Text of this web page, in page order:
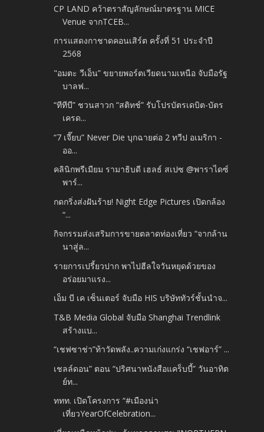
CP LAND คว้าตราสัญลักษณ์มาตรฐาน MICE
Venue จากTCEB...
การแสดงกาชาดคอนเสิร์ต ครั้งที่ 51 ประจำปี
2568
"อมตะ วีเอ็น” ขยายพอร์ตเวียดนามเหนือ จับมือรัฐ
บาลฟ...
“ทีทีบี” ชวนสาวก “สติทช์” รับโปรบัตรเดบิต-บัตร
เครด...
“7 เจี๊ยบ” Never Die บุกฉายต่อ 2 ทวีป อเมริกา -
ออ...
คลินิกพรีเมียม รามาธิบดี เฮลธ์ สเปซ @พาราไดซ์
พาร์...
กดกริ่งส่งฝันร้าย! Night Edge Pictures เปิดกล้อง
“...
กิจกรรมส่งเสริมการขายตลาดท่องเที่ยว “จากล้าน
นาสู่ล...
รายการเปรี้ยวปาก พาไปฮีลใจวันหยุดด้วยของ
อร่อยมาแรง...
เอ็ม บี เค เซ็นเตอร์ จับมือ HIS บริษัททัวร์ชั้นนำจ...
T&B Media Global จับมือ Shanghai Trendlink
สร้างแบ...
“เชฟซาช่า”ท้าวัดพลัง..ความเก่งแกร่ง “เชฟอาร์” ...
เชลล์ดอน” ตอน “ปริศนาหนังสือแคร็บบี้” วันอาทิต
ย์ท...
ททท. เปิดโครงการ “#เมืองน่า
เที่ยวYearOfCelebration...